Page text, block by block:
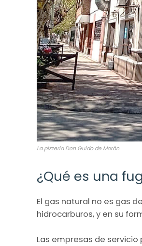
La pizzería Don Guido de Morón
¿Qué es una
El gas natural no es gas
hidrocarburos, y en su
Las empresas de